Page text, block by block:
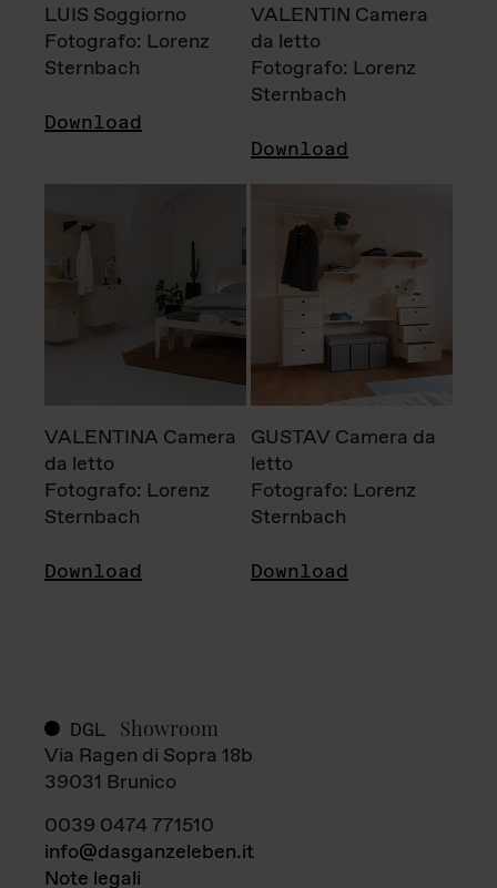
LUIS Soggiorno
Fotografo: Lorenz
Sternbach
Download
VALENTIN Camera
da letto
Fotografo: Lorenz
Sternbach
Download
VALENTINA Camera
da letto
Fotografo: Lorenz
Sternbach
Download
GUSTAV Camera da
letto
Fotografo: Lorenz
Sternbach
Download
DGL Showroom
Via Ragen di Sopra 18b
39031 Brunico
0039 0474 771510
info@dasganzeleben.it
Note legali